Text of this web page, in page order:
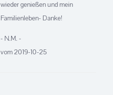
wieder genießen und mein
Familienleben- Danke!
- N.M. -
vom 2019-10-25